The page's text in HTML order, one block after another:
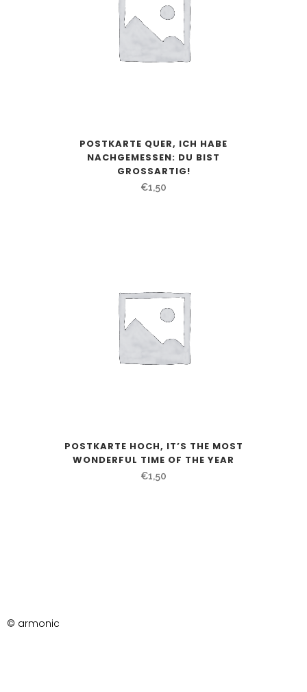
POSTKARTE QUER, ICH HABE
NACHGEMESSEN: DU BIST
GROSSARTIG!
€1,50
POSTKARTE HOCH, IT’S THE MOST
WONDERFUL TIME OF THE YEAR
€1,50
© armonic